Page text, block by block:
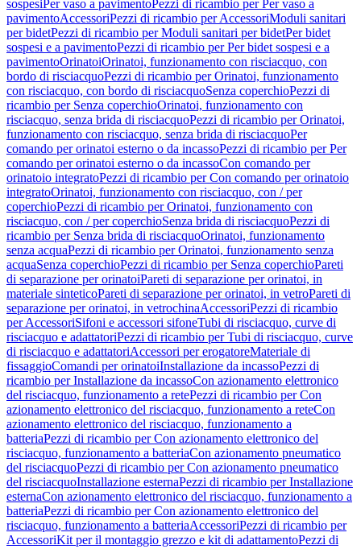
sospesiPer vaso a pavimentoPezzi di ricambio per Per vaso a
pavimentoAccessoriPezzi di ricambio per AccessoriModuli sanitari
per bidetPezzi di ricambio per Moduli sanitari per bidetPer bidet
sospesi e a pavimentoPezzi di ricambio per Per bidet sospesi e a
pavimentoOrinatoiOrinatoi, funzionamento con risciacquo, con
bordo di risciacquoPezzi di ricambio per Orinatoi, funzionamento
con risciacquo, con bordo di risciacquoSenza coperchioPezzi di
ricambio per Senza coperchioOrinatoi, funzionamento con
risciacquo, senza brida di risciacquoPezzi di ricambio per Orinatoi,
funzionamento con risciacquo, senza brida di risciacquoPer
comando per orinatoi esterno o da incassoPezzi di ricambio per Per
comando per orinatoi esterno o da incassoCon comando per
orinatoio integratoPezzi di ricambio per Con comando per orinatoio
integratoOrinatoi, funzionamento con risciacquo, con / per
coperchioPezzi di ricambio per Orinatoi, funzionamento con
risciacquo, con / per coperchioSenza brida di risciacquoPezzi di
ricambio per Senza brida di risciacquoOrinatoi, funzionamento
senza acquaPezzi di ricambio per Orinatoi, funzionamento senza
acquaSenza coperchioPezzi di ricambio per Senza coperchioPareti
di separazione per orinatoiPareti di separazione per orinatoi, in
materiale sinteticoPareti di separazione per orinatoi, in vetroPareti di
separazione per orinatoi, in vetrochinaAccessoriPezzi di ricambio
per AccessoriSifoni e accessori sifoneTubi di risciacquo, curve di
risciacquo e adattatoriPezzi di ricambio per Tubi di risciacquo, curve
di risciacquo e adattatoriAccessori per erogatoreMateriale di
fissaggioComandi per orinatoiInstallazione da incassoPezzi di
ricambio per Installazione da incassoCon azionamento elettronico
del risciacquo, funzionamento a retePezzi di ricambio per Con
azionamento elettronico del risciacquo, funzionamento a reteCon
azionamento elettronico del risciacquo, funzionamento a
batteriaPezzi di ricambio per Con azionamento elettronico del
risciacquo, funzionamento a batteriaCon azionamento pneumatico
del risciacquoPezzi di ricambio per Con azionamento pneumatico
del risciacquoInstallazione esternaPezzi di ricambio per Installazione
esternaCon azionamento elettronico del risciacquo, funzionamento a
batteriaPezzi di ricambio per Con azionamento elettronico del
risciacquo, funzionamento a batteriaAccessoriPezzi di ricambio per
AccessoriKit per il montaggio grezzo e kit di adattamentoPezzi di